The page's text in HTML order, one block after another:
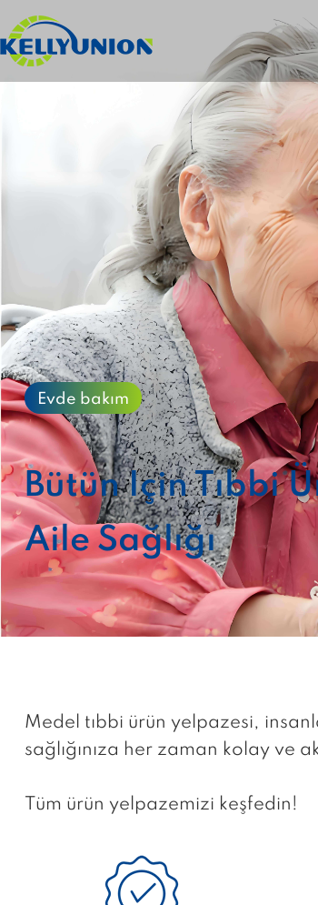
Evde bakım
Bütün Için Tıbbi
Aile Sağlığı
Medel tıbbi ürün yelpazesi,
sağlığınıza her zaman kolay ve
Tüm ürün yelpazemizi keşfedin!